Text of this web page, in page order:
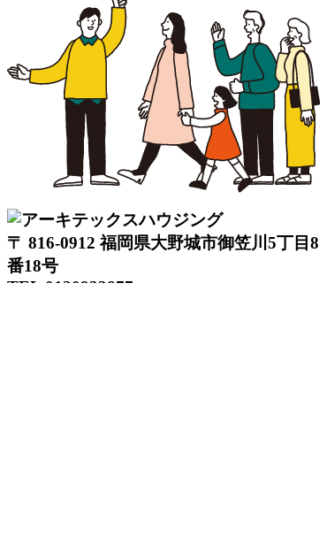
〒 816-0912 福岡県大野城市御笠川5丁目8
番18号
TEL 0120933877